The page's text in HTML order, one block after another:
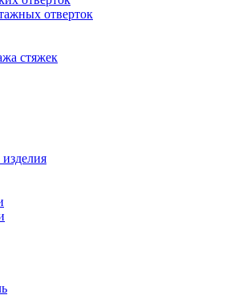
отверток
стяжек